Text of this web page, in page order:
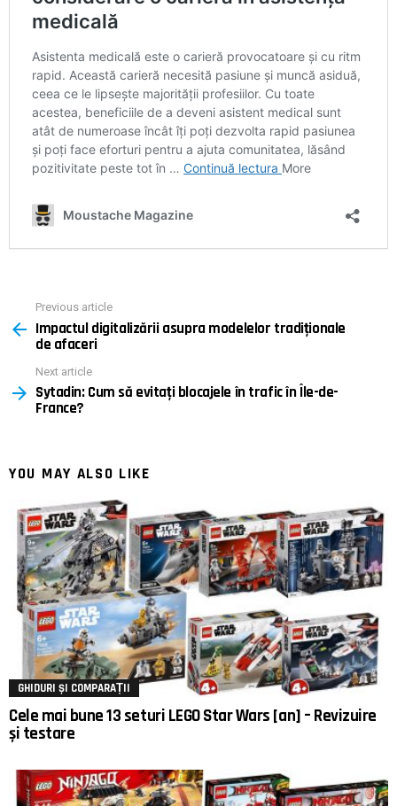
more
Previous article
Impactul digitalizării asupra modelelor tradiționale
de afaceri
Next article
Sytadin: Cum să evitați blocajele în trafic în Île-de-
France?
YOU MAY ALSO LIKE
GHIDURI ȘI COMPARAȚII
Cele mai bune 13 seturi LEGO Star Wars [an] – Revizuire
și testare